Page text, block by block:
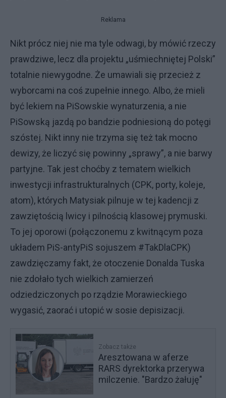
Reklama
Nikt prócz niej nie ma tyle odwagi, by mówić rzeczy
prawdziwe, lecz dla projektu „uśmiechniętej Polski”
totalnie niewygodne. Że umawiali się przecież z
wyborcami na coś zupełnie innego. Albo, że mieli
być lekiem na PiSowskie wynaturzenia, a nie
PiSowską jazdą po bandzie podniesioną do potęgi
szóstej. Nikt inny nie trzyma się też tak mocno
dewizy, że liczyć się powinny „sprawy”, a nie barwy
partyjne. Tak jest choćby z tematem wielkich
inwestycji infrastrukturalnych (CPK, porty, koleje,
atom), których Matysiak pilnuje w tej kadencji z
zawziętością lwicy i pilnością klasowej prymuski.
To jej oporowi (połączonemu z kwitnącym poza
układem PiS-antyPiS sojuszem #TakDlaCPK)
zawdzięczamy fakt, że otoczenie Donalda Tuska
nie zdołało tych wielkich zamierzeń
odziedziczonych po rządzie Morawieckiego
wygasić, zaorać i utopić w sosie depisizacji.
Zobacz także
Aresztowana w aferze
RARS dyrektorka przerywa
milczenie. "Bardzo żałuję"